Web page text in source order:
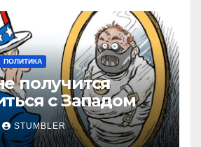
ПОЛИТИКА
получится
с Западом
STUMBLER